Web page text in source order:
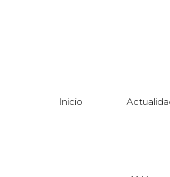
Inicio